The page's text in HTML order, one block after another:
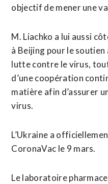
objectif de mener une
M. Liachko a lui aussi
à Beijing pour le
lutte contre le virus,
d’une coopération
matière afin d’assurer
virus.
L’Ukraine a
CoronaVac le 9 mars.
Le laboratoire